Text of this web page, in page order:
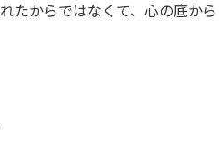
たからではなくて、心の底か